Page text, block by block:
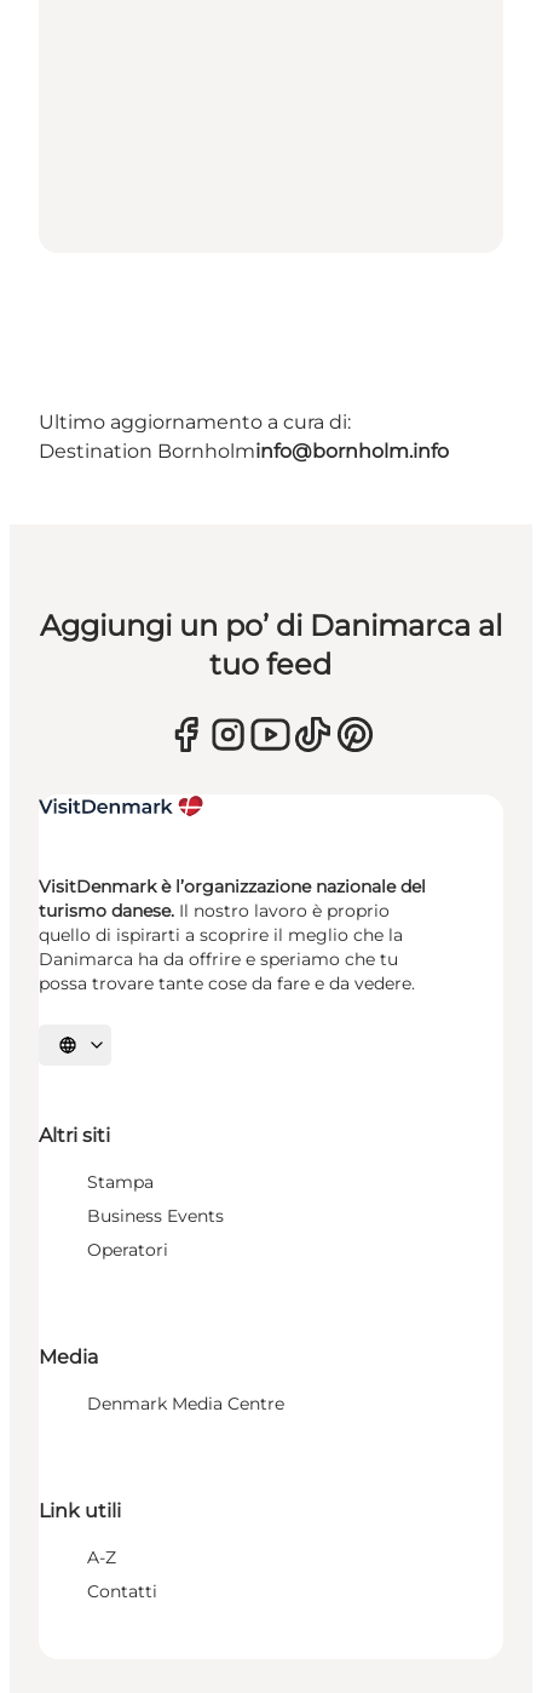
Ultimo aggiornamento a cura di:
Destination Bornholminfo@bornholm.info
Aggiungi un po’ di Danimarca al
tuo feed
VisitDenmark è l’organizzazione nazionale del
turismo danese. Il nostro lavoro è proprio
quello di ispirarti a scoprire il meglio che la
Danimarca ha da offrire e speriamo che tu
possa trovare tante cose da fare e da vedere.
Seleziona la lingua
Altri siti
Stampa
Business Events
Operatori
Media
Denmark Media Centre
Link utili
A-Z
Contatti